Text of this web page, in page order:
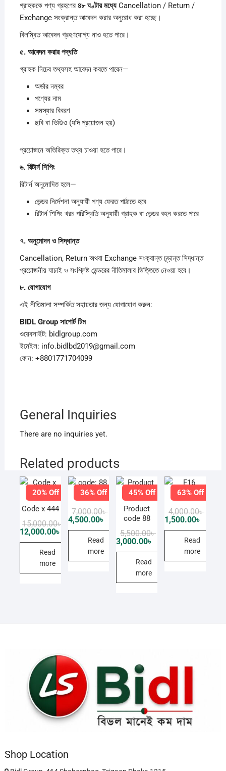
গ্রাহককে পণ্য গ্রহণের ৪৮ঘণ্টারমধ্যেCancellation / Return /
Exchange সংক্রান্ত আবেদন করার অনুরোধ করা হচ্ছে।
বিলম্বিত আবেদন গ্রহণযোগ্য নাও হতে পারে।
৫. আবেদনকরারপদ্ধতি
গ্রাহক নিচের তথ্যসহ আবেদন করতে পারেন—
অর্ডার নম্বর
পণ্যের নাম
সমস্যার বিবরণ
ছবি বা ভিডিও (যদি প্রয়োজন হয়)
প্রয়োজনে অতিরিক্ত তথ্য চাওয়া হতে পারে।
৬. রিটার্নশিপিং
রিটার্ন অনুমোদিত হলে—
ভেন্ডর নির্দেশনা অনুযায়ী পণ্য ফেরত পাঠাতে হবে
রিটার্ন শিপিং খরচ পরিস্থিতি অনুযায়ী গ্রাহক বা ভেন্ডর বহন করতে পারে
৭. অনুমোদনওসিদ্ধান্ত
Cancellation, Return অথবা Exchange সংক্রান্ত চূড়ান্ত সিদ্ধান্ত
প্রয়োজনীয় যাচাই ও সংশ্লিষ্ট ভেন্ডরের নীতিমালার ভিত্তিতে নেওয়া হবে।
৮. যোগাযোগ
এই নীতিমালা সম্পর্কিত সহায়তার জন্য যোগাযোগ করুন:
BIDL Group সাপোর্টটিম
ওয়েবসাইট: bidlgroup.com
ইমেইল: info.bidlbd2019@gmail.com
ফোন: +8801771704099
General Inquiries
There are no inquiries yet.
Related products
20% Off
Code x 444
15,000.00৳
Original
price
15,000.00৳ .
12,000.00৳
Current
price
12,000.00৳ .
Read
more
36% Off
code: 88
7,000.00৳Original
price
7,000.00৳ .
4,500.00৳
Current
price
4,500.00৳ .
Read
more
45% Off
Product
code 88
5,500.00৳Original
5,500.00৳ .
3,000.00৳
Current
3,000.00৳ .
Read
more
63% Off
F16
4,000.00৳
1,500.00৳
Read
more
Shop Location